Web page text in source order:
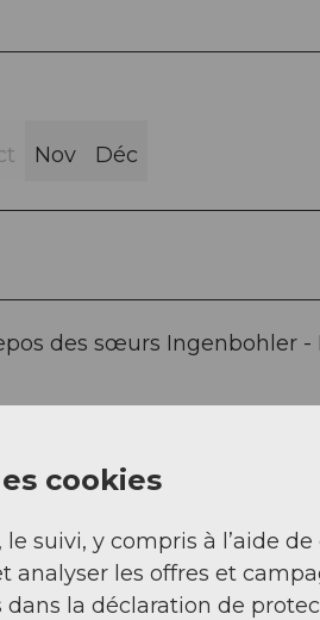
Nov Déc
des sœurs Ingenbohler -
cookies
suivi, y compris à l’aide
analyser les offres et
dans la déclaration de